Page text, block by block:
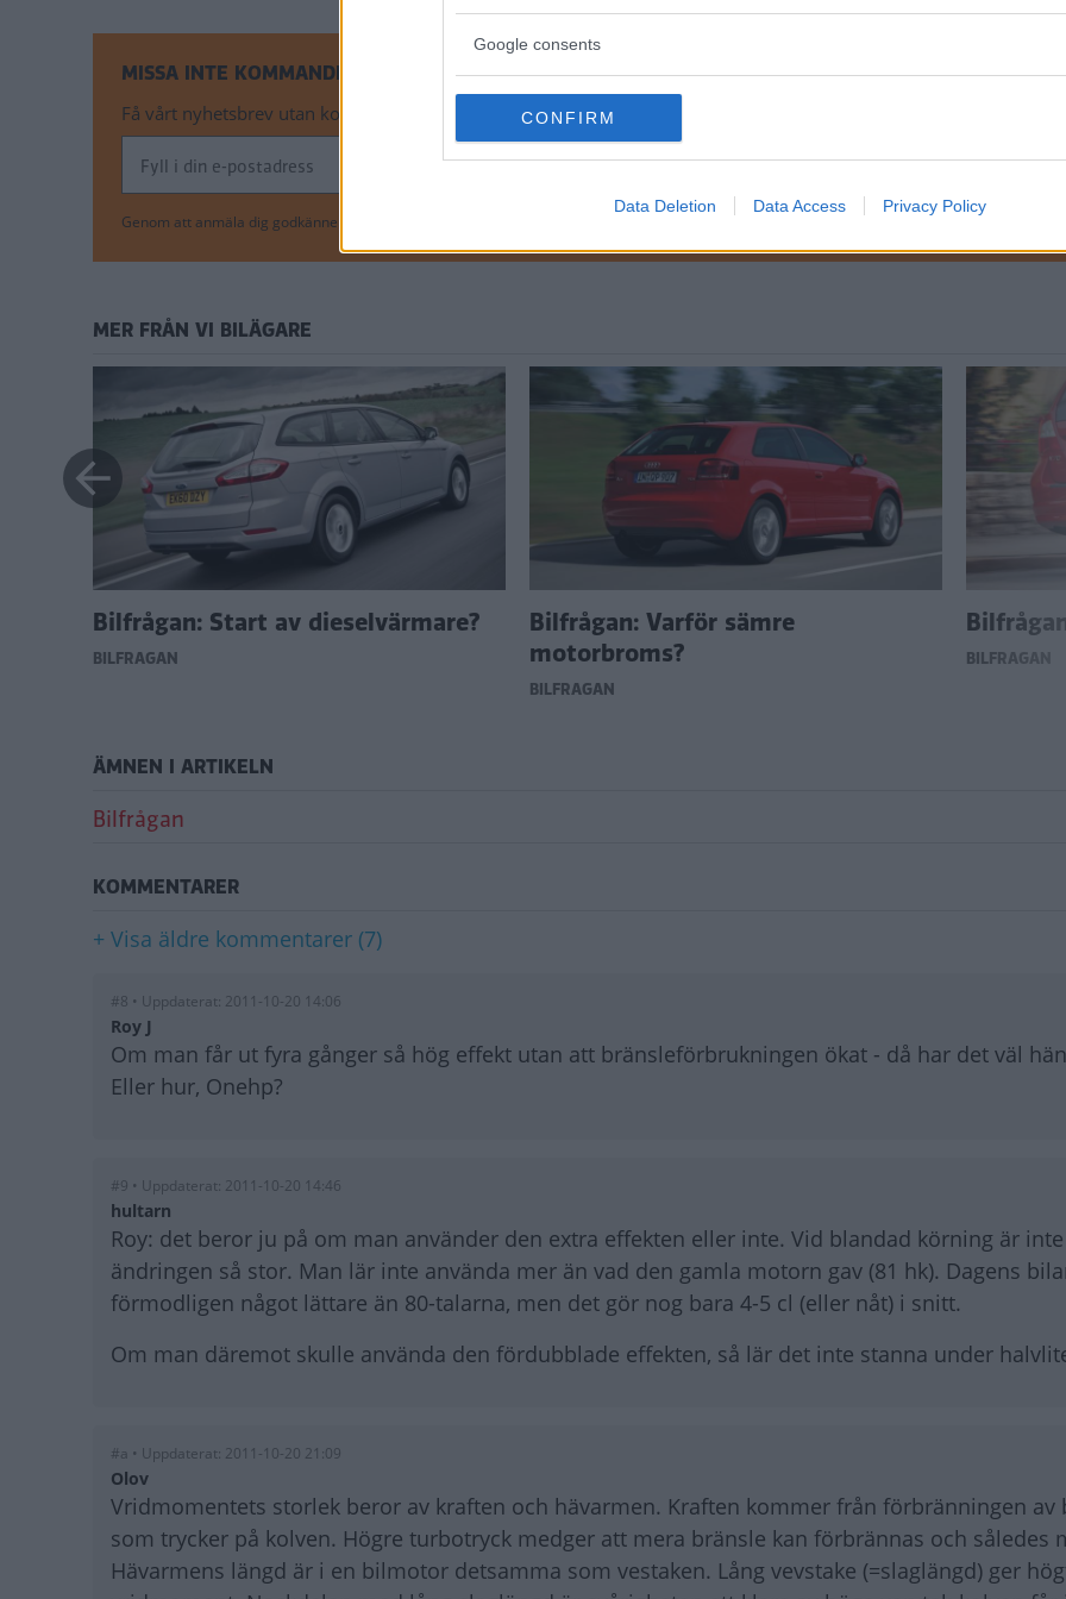
Google consents
CONFIRM
Data Deletion Data Access Privacy Policy
MISSA INTE KOMMANDE ARTIKLAR OM BILFRÅGAN
Få vårt nyhetsbrev utan kostnad
Genom att anmäla dig godkänner du OK-förlagets
MER FRÅN VI BILÄGARE
Bilfrågan: Start av dieselvärmare?
BILFRÅGAN
Bilfrågan: Varför sämre
motorbroms?
BILFRÅGAN
BILFRÅGAN
ÄMNEN I ARTIKELN
Bilfrågan
KOMMENTARER
+ Visa äldre kommentarer (7)
#8 • Uppdaterat: 2011-10-20 14:06
Roy J
Om man får ut fyra gånger så hög effekt utan att bränsleförbrukningen ökat - då har det väl
Eller hur, Onehp?
#9 • Uppdaterat: 2011-10-20 14:46
hultarn
Roy: det beror ju på om man använder den extra effekten eller inte. Vid blandad körning är inte
ändringen så stor. Man lär inte använda mer än vad den gamla motorn gav (81 hk). Dagens
förmodligen något lättare än 80-talarna, men det gör nog bara 4-5 cl (eller nåt) i snitt.
Om man däremot skulle använda den fördubblade effekten, så lär det inte stanna under
#a • Uppdaterat: 2011-10-20 21:09
Olov
Vridmomentets storlek beror av kraften och hävarmen. Kraften kommer från förbränningen av
som trycker på kolven. Högre turbotryck medger att mera bränsle kan förbrännas och således
Hävarmens längd är i en bilmotor detsamma som vestaken. Lång vevstake (=slaglängd) ger